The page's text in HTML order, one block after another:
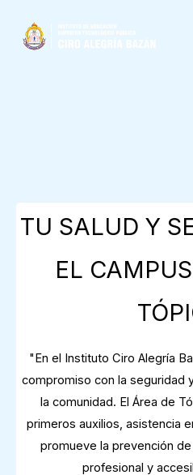
content
TU SALUD Y
EL
"En el Instituto Ciro Alegría
compromiso con la seguridad
la comunidad. El Área de
primeros auxilios, asistencia
promueve la prevención
profesional y